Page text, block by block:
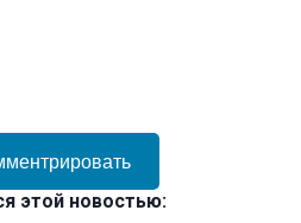
этой новостью: